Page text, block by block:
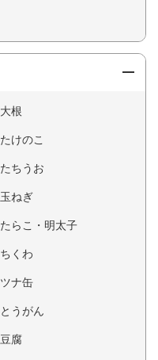
大根
たけのこ
たちうお
玉ねぎ
たらこ・明太子
ちくわ
ツナ缶
とうがん
豆腐